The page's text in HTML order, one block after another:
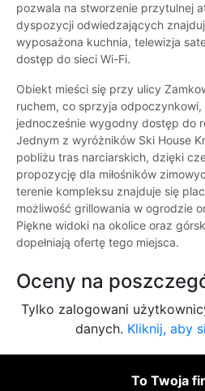
pozwala na stworzenie przytulnej
dyspozycji odwiedzających
wyposażona kuchnia, telewizja
dostęp do sieci Wi-Fi.
Obiekt mieści się przy ulicy
ruchem, co sprzyja odpoczynkowi,
jednocześnie wygodny dostęp do
Jednym z wyróżników Ski House
pobliżu tras narciarskich, dzięki
propozycję dla miłośników
terenie kompleksu znajduje się
możliwość grillowania w ogrodzie
Piękne widoki na okolice oraz
dopełniają ofertę tego miejsca.
Oceny na
Tylko zalogowani
danych. Kliknij, aby
To Twoja